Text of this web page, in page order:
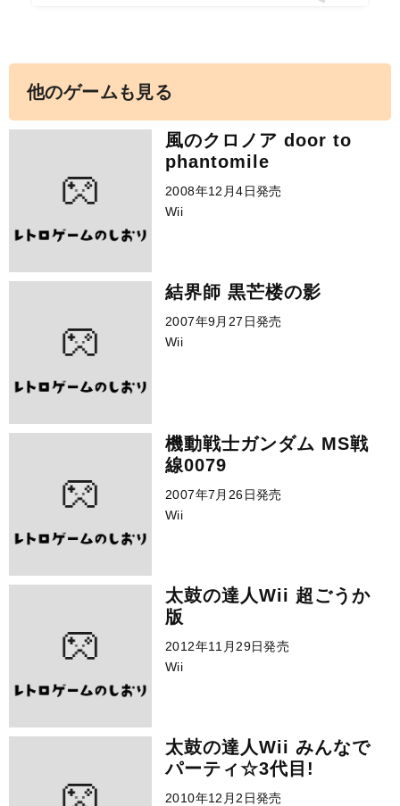
他のゲームも見る
風のクロノア door to
phantomile
2008年12月4日発売
Wii
結界師 黒芒楼の影
2007年9月27日発売
Wii
機動戦士ガンダム MS戦
線0079
2007年7月26日発売
Wii
太鼓の達人Wii 超ごうか
版
2012年11月29日発売
Wii
太鼓の達人Wii みんなで
パーティ☆3代目!
2010年12月2日発売